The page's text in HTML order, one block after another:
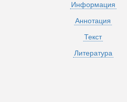
Информация
Аннотация
Текст
Литература